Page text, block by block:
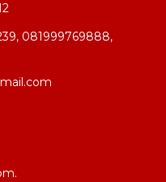
081999769888,